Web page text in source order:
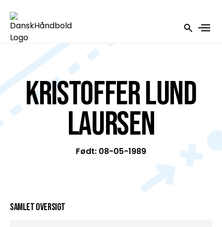
Kristoffer Lund
Laursen
Født: 08-05-1989
Samlet oversigt